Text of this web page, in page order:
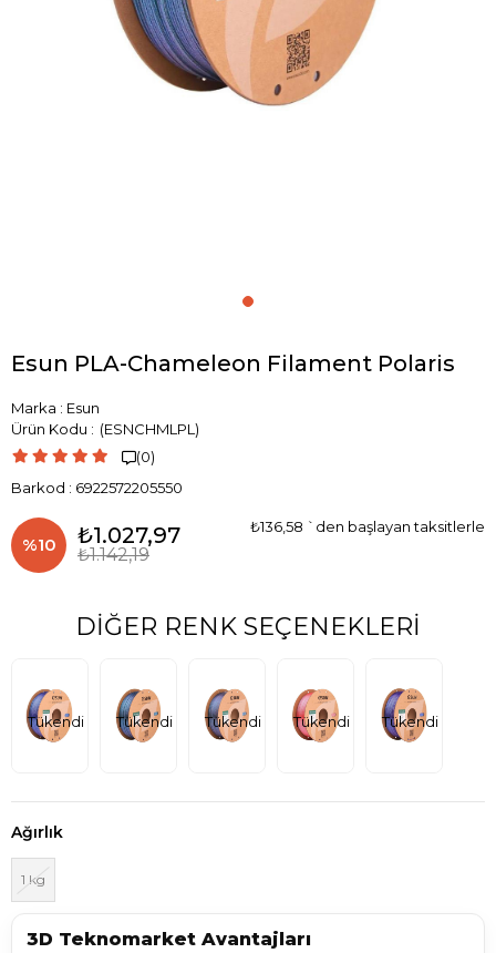
Esun PLA-Chameleon Filament Polaris
Marka : Esun
(ESNCHMLPL)
(0)
Barkod : 6922572205550
₺1.142,19
₺1.027,97
%10
₺136,58 `den başlayan taksitlerle
DIĞER RENK SEÇENEKLERI
Tükendi Tükendi Tükendi Tükendi Tükendi
Ağırlık
1 kg
3D Teknomarket Avantajları